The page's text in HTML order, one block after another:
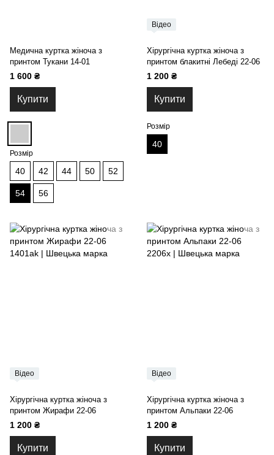
Медична куртка жіноча з
принтом Тукани 14-01
1 600 ₴
Купити
Розмір
40 42 44 50 52
54 56
Відео
Хірургічна куртка жіноча з
принтом блакитні Лебеді 22-06
1 200 ₴
Купити
Розмір
40
Відео
Хірургічна куртка жіноча з
принтом Жирафи 22-06
1 200 ₴
Купити
Відео
Хірургічна куртка жіноча з
принтом Альпаки 22-06
1 200 ₴
Купити